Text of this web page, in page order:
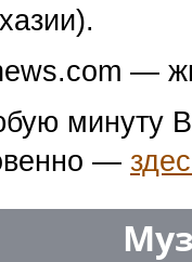
—
минуту
—